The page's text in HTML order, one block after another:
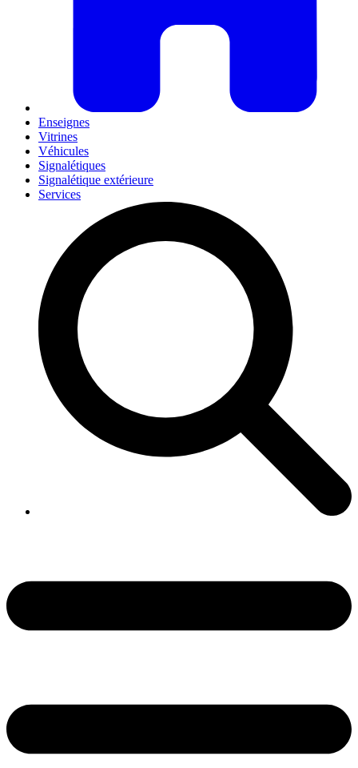
Enseignes
Vitrines
Véhicules
Signalétiques
Signalétique extérieure
Services